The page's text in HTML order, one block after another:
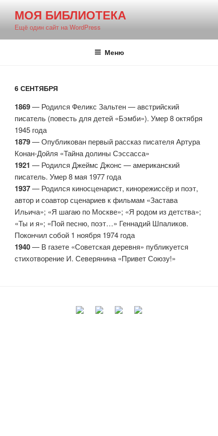
содержимому
МОЯ БИБЛИОТЕКА
Ещё один сайт на WordPress
Меню
6 СЕНТЯБРЯ
1869— Родился Феликс Зальтен — австрийский
писатель (повесть для детей «Бэмби»). Умер 8 октября
1945 года
1879— Опубликован первый рассказ писателя Артура
Конан-Дойля «Тайна долины Сэссасса»
1921 — Родился Джеймс Джонс — американский
писатель. Умер 8 мая 1977 года
1937— Родился киносценарист, кинорежиссёр и поэт,
автор и соавтор сценариев к фильмам «Застава
Ильича»; «Я шагаю по Москве»; «Я родом из детства»;
«Ты и я»; «Пой песню, поэт…» Геннадий Шпаликов.
Покончил собой 1 ноября 1974 года
1940— В газете «Советская деревня» публикуется
стихотворение И. Северянина «Привет Союзу!»